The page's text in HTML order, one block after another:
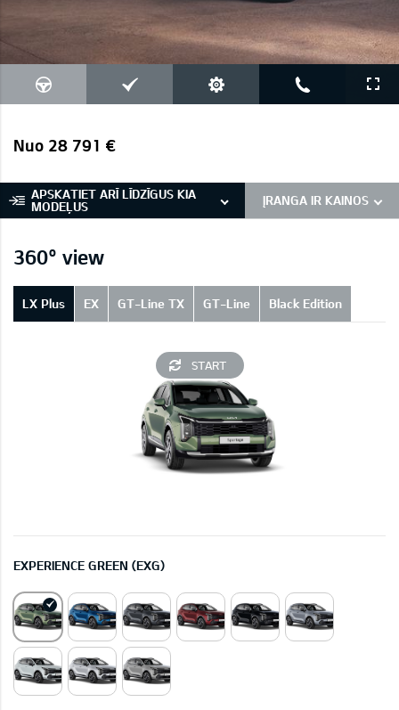
Nuo 28 791 €
APSKATIET ARĪ LĪDZĪGUS KIA
MODEĻUS
ĮRANGA IR KAINOS
360° view
LX Plus EX GT-Line TX GT-Line Black Edition
START
EXPERIENCE GREEN (EXG)